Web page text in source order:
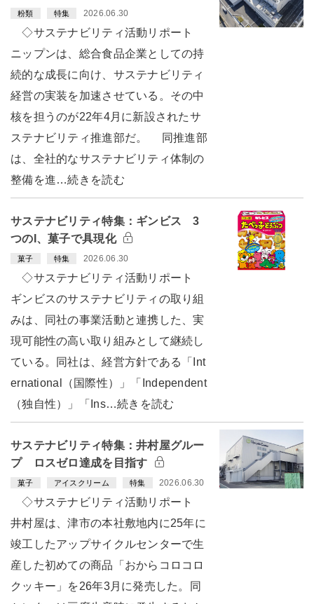
粉類 特集 2026.06.30
◇サステナビリティ活動リポート
ニップンは、総合食品企業としての持
続的な成長に向け、サステナビリティ
経営の実装を加速させている。その中
核を担うのが22年4月に新設されたサ
ステナビリティ推進部だ。 同推進部
は、全社的なサステナビリティ体制の
整備を進…続きを読む
サステナビリティ特集：ギンビス 3
つのI、菓子で具現化
菓子 特集 2026.06.30
◇サステナビリティ活動リポート
ギンビスのサステナビリティの取り組
みは、同社の事業活動と連携した、実
現可能性の高い取り組みとして継続し
ている。同社は、経営方針である「Int
ernational（国際性）」「Independent
（独自性）」「Ins…続きを読む
サステナビリティ特集：井村屋グルー
プ ロスゼロ達成を目指す
菓子 アイスクリーム 特集 2026.06.30
◇サステナビリティ活動リポート
井村屋は、津市の本社敷地内に25年に
竣工したアップサイクルセンターで生
産した初めての商品「おからコロコロ
クッキー」を26年3月に発売した。同